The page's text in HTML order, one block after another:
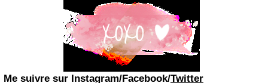
Me suivre sur Instagram/Facebook/Twitter